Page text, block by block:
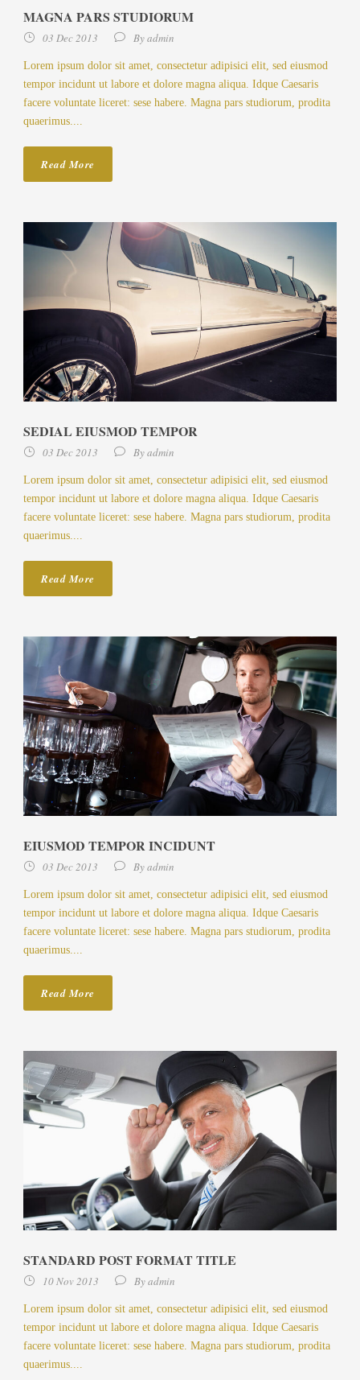
MAGNA PARS STUDIORUM
03 Dec 2013 Byadmin
Lorem ipsum dolor sit amet, consectetur adipisici elit, sed eiusmod
tempor incidunt ut labore et dolore magna aliqua. Idque Caesaris
facere voluntate liceret: sese habere. Magna pars studiorum, prodita
quaerimus....
Read More
SEDIAL EIUSMOD TEMPOR
03 Dec 2013 Byadmin
Lorem ipsum dolor sit amet, consectetur adipisici elit, sed eiusmod
tempor incidunt ut labore et dolore magna aliqua. Idque Caesaris
facere voluntate liceret: sese habere. Magna pars studiorum, prodita
quaerimus....
Read More
EIUSMOD TEMPOR INCIDUNT
03 Dec 2013 Byadmin
Lorem ipsum dolor sit amet, consectetur adipisici elit, sed eiusmod
tempor incidunt ut labore et dolore magna aliqua. Idque Caesaris
facere voluntate liceret: sese habere. Magna pars studiorum, prodita
quaerimus....
Read More
STANDARD POST FORMAT TITLE
10 Nov 2013 Byadmin
Lorem ipsum dolor sit amet, consectetur adipisici elit, sed eiusmod
tempor incidunt ut labore et dolore magna aliqua. Idque Caesaris
facere voluntate liceret: sese habere. Magna pars studiorum, prodita
quaerimus....